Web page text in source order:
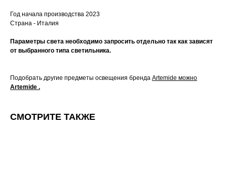
Год начала производства 2023
Страна - Италия
Параметры света необходимо запросить отдельно так как зависят
от выбранного типа светильника.
Подобрать другие предметы освещения бренда Artemide можно
Artemide .
СМОТРИТЕ ТАКЖЕ